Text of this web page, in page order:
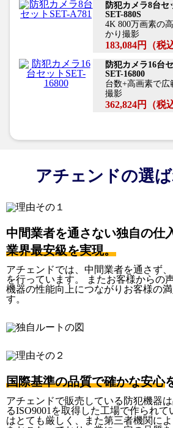
防犯カメラ8台セ
SET-880S
4K 800万画素の
かり撮影
183,084円 （税
防犯カメラ16台
SET-16800
台数+高画素で広
撮影
362,824円 （税
アチェンドの選
中間業者を通さない独自の仕
業界最安級を実現。
アチェンドでは、中間業者を通さず
を行っています。 またお客様からの
機器の性能向上につながりお客様の
す。
国際基準の品質で確かな安心
アチェンドで販売している防犯機器
るISO9001を取得した工場で作られ
はとても厳しく、また第三者機関に